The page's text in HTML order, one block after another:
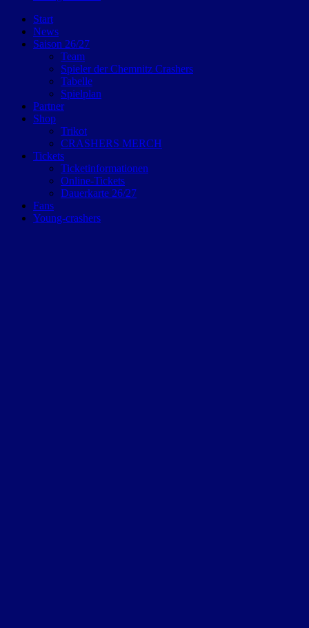
Start
News
Saison 26/27
Team
Spieler der Chemnitz Crashers
Tabelle
Spielplan
Partner
Shop
Trikot
CRASHERS MERCH
Tickets
Ticketinformationen
Online-Tickets
Dauerkarte 26/27
Fans
Young-crashers